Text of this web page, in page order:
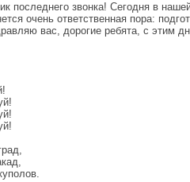
последнего звонка! Сегодня в
очень ответственная пора:
вас, дорогие ребята, с этим